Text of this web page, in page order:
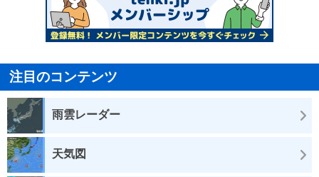
注目のコンテンツ
雨雲レーダー
天気図